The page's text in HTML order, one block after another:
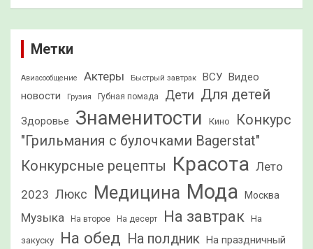
Метки
Авиасообщение Актеры Быстрый завтрак ВСУ Видео
новости
Грузия Губная помада Дети Для детей
Здоровье Знаменитости Кино
Конкурс
"Грильмания с булочками Bagerstat"
Конкурсные рецепты Красота Лето
2023 Люкс Медицина Мода Москва
Музыка На второе На десерт На завтрак На
закуску На обед На полдник На праздничный